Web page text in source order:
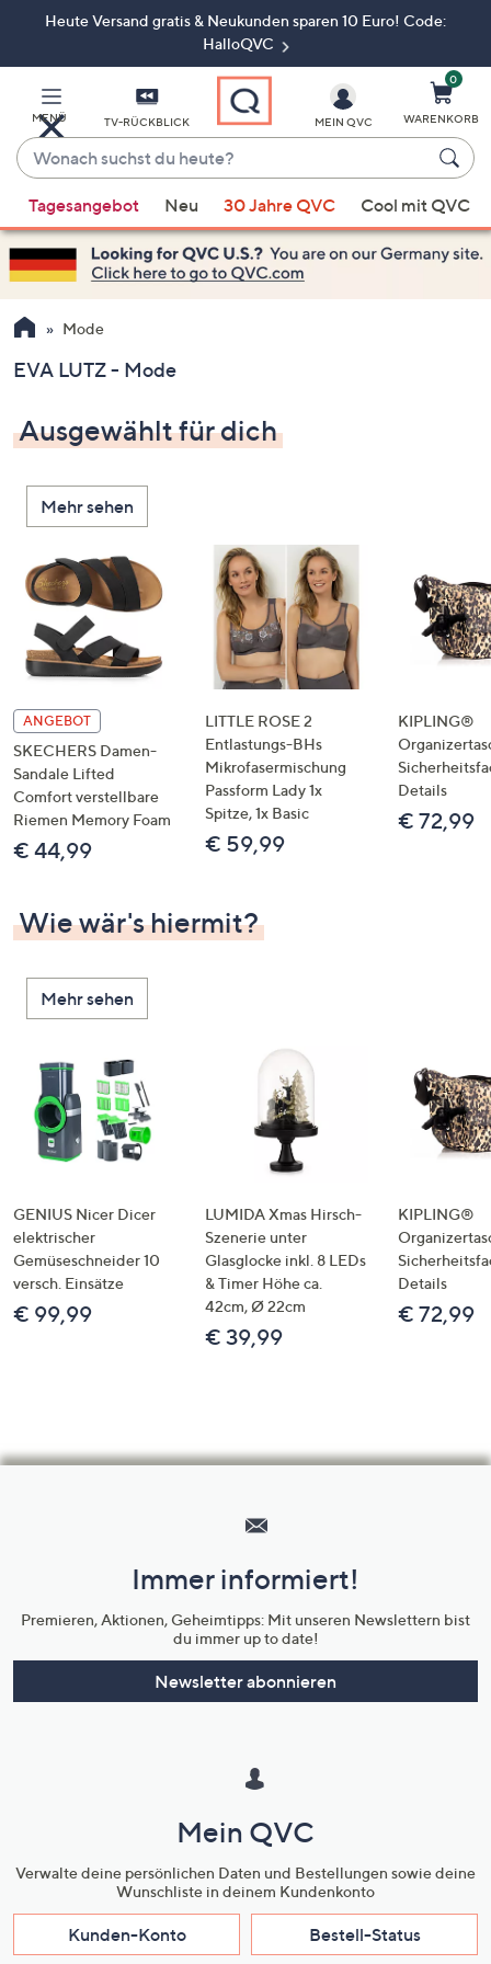
ZumHeute Versand gratis & Neukunden sparen 10 Euro! Code:
HalloQVC
MENÜ TV-RÜCKBLICK
Wonach
suchst
du
heute?
Vorschläge
verfügbar
sind,
verwenden
Sie
Pfeiltasten
oben
und
nach
unten
oder
wischen
Sie
Touch-
Geräten
links
bzw.
rechts,
um
diese
anzuzeigen.
MEIN QVC
0
WARENKORB
Tagesangebot Neu 30 Jahre QVC Cool mit QVC
Mode
EVA LUTZ - Mode
Ausgewählt für dich
Mehr sehen
ANGEBOT
SKECHERS Damen-
Sandale Lifted
Comfort verstellbare
Riemen Memory Foam
€ 44,99
LITTLE ROSE 2
Entlastungs-BHs
Mikrofasermischung
Passform Lady 1x
Spitze, 1x Basic
€ 59,99
KIPLING®
Details
€ 72,99
Wie wär's hiermit?
Mehr sehen
GENIUS Nicer Dicer
elektrischer
Gemüseschneider 10
versch. Einsätze
€ 99,99
LUMIDA Xmas Hirsch-
Szenerie unter
Glasglocke inkl. 8 LEDs
& Timer Höhe ca.
42cm, Ø 22cm
€ 39,99
KIPLING®
Details
€ 72,99
Unternehmensinformationen
Immer informiert!
Premieren, Aktionen, Geheimtipps: Mit unseren Newslettern bist
du immer up to date!
Newsletter abonnieren
Mein QVC
Verwalte deine persönlichen Daten und Bestellungen sowie deine
Wunschliste in deinem Kundenkonto
Kunden-Konto Bestell-Status